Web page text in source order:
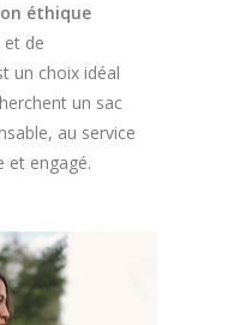
éthique
et de
un choix idéal
un sac
au service
et engagé.